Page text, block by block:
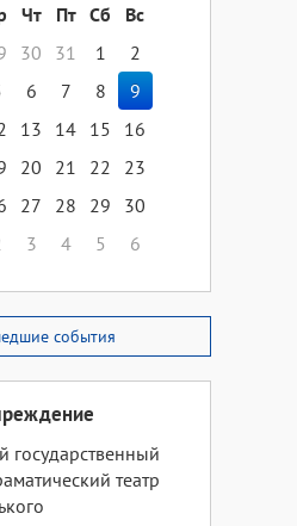
Чт Пт Сб
Вс
30 31 1
2
6 7 8
9
13 14 15
16
20 21 22
23
27 28 29
30
3 4 5 6
события
государственный
театр